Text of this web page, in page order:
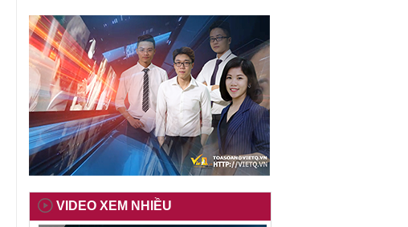
VIDEO XEM NHIỀU